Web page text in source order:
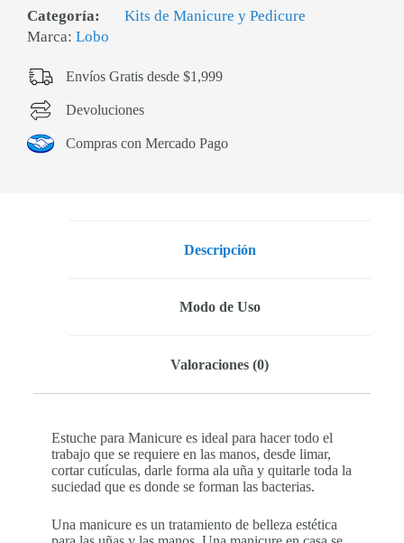
Categoría:
Kits de Manicure y Pedicure
Marca: Lobo
Envíos Gratis desde $1,999
Devoluciones
Compras con Mercado Pago
Descripción
Modo de Uso
Valoraciones (0)
Estuche para Manicure es ideal para hacer todo el
trabajo que se requiere en las manos, desde limar,
cortar cutículas, darle forma ala uña y quitarle toda la
suciedad que es donde se forman las bacterias.
Una manicure es un tratamiento de belleza estética